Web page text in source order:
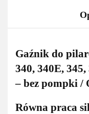
Gaźnik do
340, 340E,
– bez pompki /
Równa praca